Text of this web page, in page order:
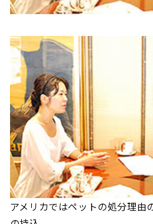
アメリカではペットの処分理由